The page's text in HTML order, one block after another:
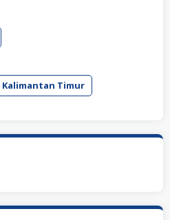
Kalimantan Timur